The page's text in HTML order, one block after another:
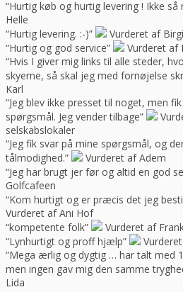
“Hurtig køb og hurtig levering ! Ikke så
Helle
“Hurtig levering. :-)”
Vurderet af
“Hurtig og god service”
Vurderet af
“Hvis I giver mig links til alle steder,
skyerne, så skal jeg med fornøjelse
Karl
“Jeg blev ikke presset til noget, men
spørgsmål. Jeg vender tilbage”
selskabslokaler
“Jeg fik svar på mine spørgsmål, og
tålmodighed.”
Vurderet af Adem
“Jeg har brugt jer før og altid en god
Golfcafeen
“Kom hurtigt og er præcis det jeg
Vurderet af Ani Hof
“kompetente folk”
Vurderet af
“Lynhurtigt og proff hjælp”
“Mega ærlig og dygtig … har talt med
men ingen gav mig den samme
Lida